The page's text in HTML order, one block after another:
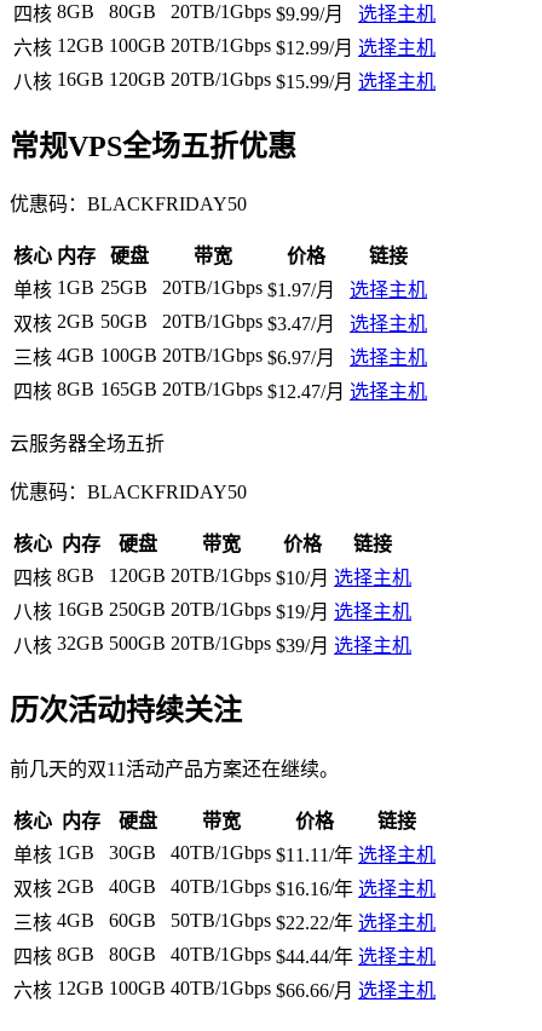
四核 8GB 80GB 20TB/1Gbps $9.99/月
选择主机
六核 12GB 100GB 20TB/1Gbps $12.99/月 选择主机
八核 16GB 120GB 20TB/1Gbps $15.99/月 选择主机
常规VPS全场五折优惠
优惠码： BLACKFRIDAY50
核心 内存 硬盘 带宽 价格
链接
单核 1GB 25GB 20TB/1Gbps $1.97/月
选择主机
双核 2GB 50GB 20TB/1Gbps $3.47/月
选择主机
三核 4GB 100GB 20TB/1Gbps $6.97/月
选择主机
四核 8GB 165GB 20TB/1Gbps $12.47/月 选择主机
云服务器全场五折
优惠码： BLACKFRIDAY50
核心 内存 硬盘 带宽 价格
链接
四核 8GB 120GB 20TB/1Gbps $10/月 选择主机
八核 16GB 250GB 20TB/1Gbps $19/月 选择主机
八核 32GB 500GB 20TB/1Gbps $39/月 选择主机
历次活动持续关注
前几天的双11活动产品方案还在继续。
核心 内存 硬盘 带宽 价格
链接
单核 1GB 30GB 40TB/1Gbps $11.11/年 选择主机
双核 2GB 40GB 40TB/1Gbps $16.16/年 选择主机
三核 4GB 60GB 50TB/1Gbps $22.22/年 选择主机
四核 8GB 80GB 40TB/1Gbps $44.44/年 选择主机
六核 12GB 100GB 40TB/1Gbps $66.66/月 选择主机